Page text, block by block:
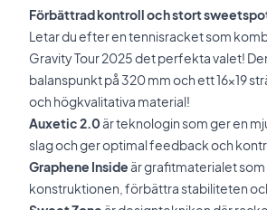
Förbättrad kontroll och stort
Letar du efter en tennisracket som
Gravity Tour 2025 det perfekta valet!
balanspunkt på 320 mm och ett 16x19
och högkvalitativa material!
Auxetic 2.0är teknologin som ger en
slag och ger optimal feedback och
Graphene Insideär grafitmaterialet
konstruktionen, förbättra stabiliteten